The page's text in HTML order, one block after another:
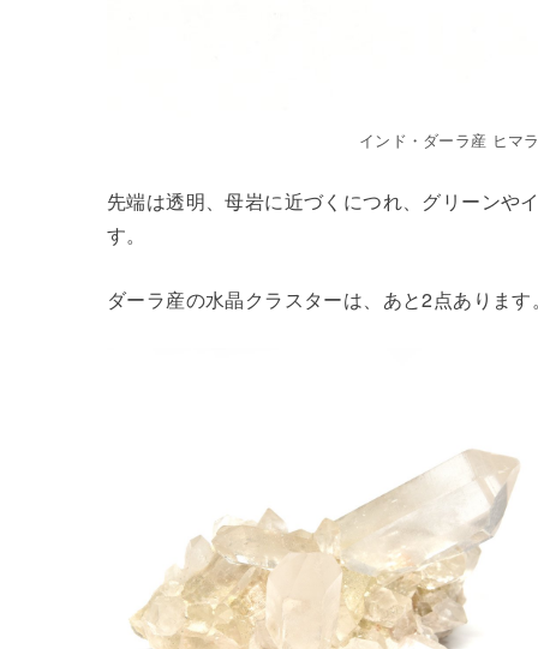
インド・ダーラ産 ヒマ
先端は透明、母岩に近づくにつれ、グリーンや
す。
ダーラ産の水晶クラスターは、あと2点あります。